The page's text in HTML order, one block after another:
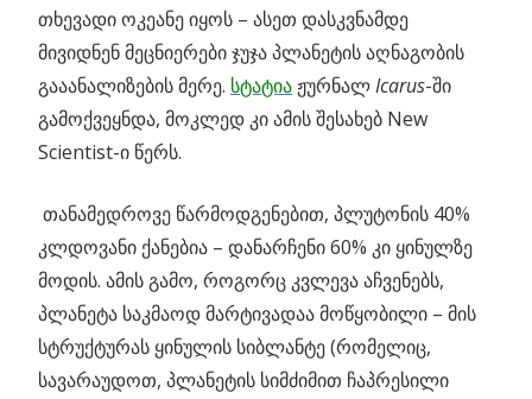
თხევადი ოკეანე იყოს – ასეთ დასკვნამდე
მივიდნენ მეცნიერები ჯუჯა პლანეტის აღნაგობის
გააანალიზების მერე. სტატია ჟურნალIcarus-ში
გამოქვეყნდა, მოკლედ კი ამის შესახებ New
Scientist-ი წერს.
თანამედროვე წარმოდგენებით, პლუტონის 40%
კლდოვანი ქანებია – დანარჩენი 60% კი ყინულზე
მოდის. ამის გამო, როგორც კვლევა აჩვენებს,
პლანეტა საკმაოდ მარტივადაა მოწყობილი – მის
სტრუქტურას ყინულის სიბლანტე (რომელიც,
სავარაუდოთ, პლანეტის სიმძიმით ჩაპრესილი